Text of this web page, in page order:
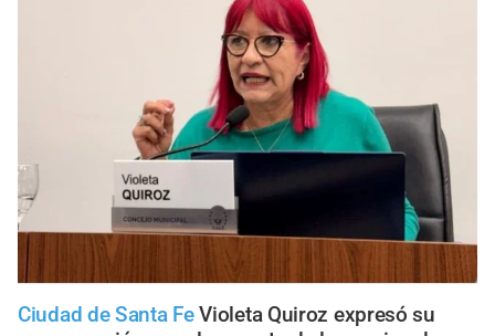
Ciudad de Santa Fe Violeta Quiroz expresó su